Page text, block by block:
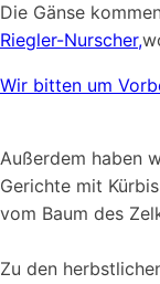
Die Gänse
Riegler-Nurscher,
Wir bitten um
Außerdem haben
Gerichte mit
vom Baum des
Zu den